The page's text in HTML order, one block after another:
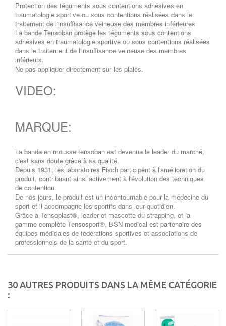
Protection des téguments sous contentions adhésives en
traumatologie sportive ou sous contentions réalisées dans le
traitement de l'insuffisance veineuse des membres inférieures
La bande Tensoban protège les téguments sous contentions
adhésives en traumatologie sportive ou sous contentions réalisées
dans le traitement de l'insuffisance veineuse des membres
inférieurs.
Ne pas appliquer directement sur les plaies.
VIDEO:
MARQUE:
La bande en mousse tensoban est devenue le leader du marché,
c'est sans doute grâce à sa qualité.
Depuis 1931, les laboratoires Fisch participent à l'amélioration du
produit, contribuant ainsi activement à l'évolution des techniques
de contention.
De nos jours, le produit est un incontournable pour la médecine du
sport et il accompagne les sportifs dans leur quotidien.
Grâce à Tensoplast®, leader et mascotte du strapping, et la
gamme complète Tensosport®, BSN medical est partenaire des
équipes médicales de fédérations sportives et associations de
professionnels de la santé et du sport.
30 AUTRES PRODUITS DANS LA MÊME CATÉGORIE
: